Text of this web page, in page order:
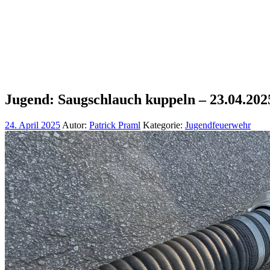
Jugend: Saugschlauch kuppeln –
24. April 2025 Autor: Patrick Praml Kategorie: Jugendfeuerwehr